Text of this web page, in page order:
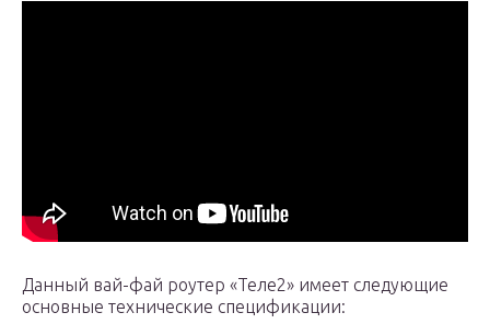
Данный вай-фай роутер «Теле2» имеет следующие
основные технические спецификации: